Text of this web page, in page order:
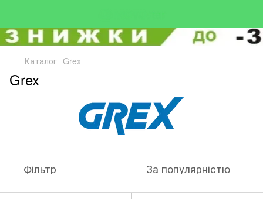
Каталог Grex
Grex
Фільтр За популярністю